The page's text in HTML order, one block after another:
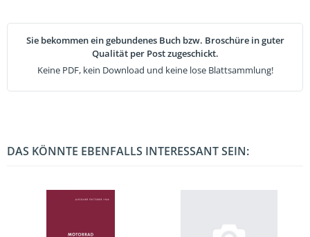
Sie bekommen ein gebundenes Buch bzw. Broschüre in guter
Qualität per Post zugeschickt.
Keine PDF, kein Download und keine lose Blattsammlung!
DAS KÖNNTE EBENFALLS INTERESSANT SEIN: